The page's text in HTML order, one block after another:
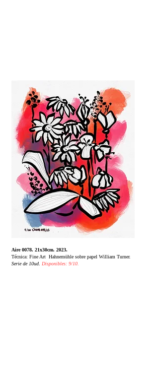
Aire 0078. 21x30cm. 2023.
Técnica: Fine Art Hahnemühle sobre papel William Turner.
Serie de 10ud
Disponibles: 9/10.